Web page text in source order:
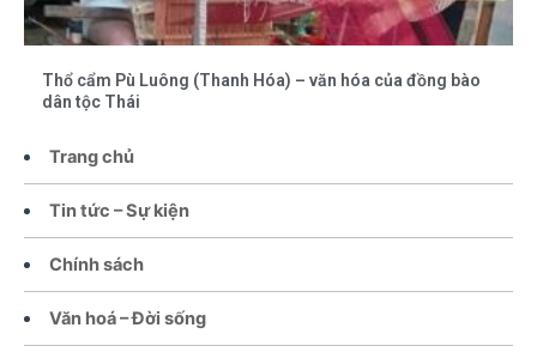
Trang chủ
Tin tức – Sự kiện
Chính sách
Văn hoá – Đời sống
Thổ cẩm Pù Luông (Thanh Hóa) – văn hóa của đồng bào
dân tộc Thái